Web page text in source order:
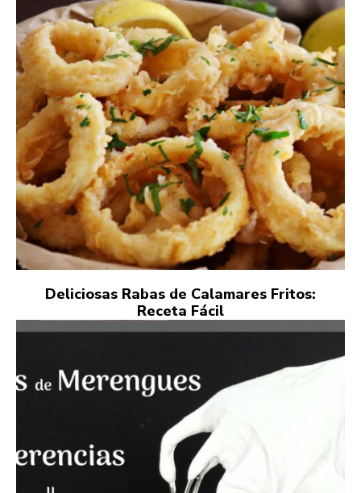
Deliciosas Rabas de Calamares Fritos:
Receta Fácil